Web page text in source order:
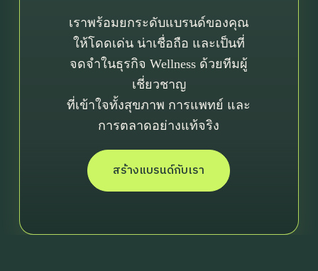
เราพร้อมยกระดับแบรนด์ของคุณ
ให้โดดเด่น น่าเชื่อถือ และเป็นที่
จดจำในธุรกิจ Wellness ด้วยทีมผู้
เชี่ยวชาญ
ที่เข้าใจทั้งสุขภาพ การแพทย์ และ
การตลาดอย่างแท้จริง
สร้างแบรนด์กับเรา